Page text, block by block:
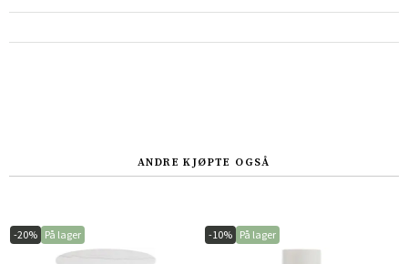
ANDRE KJØPTE OGSÅ
-20% På lager -10% På lager